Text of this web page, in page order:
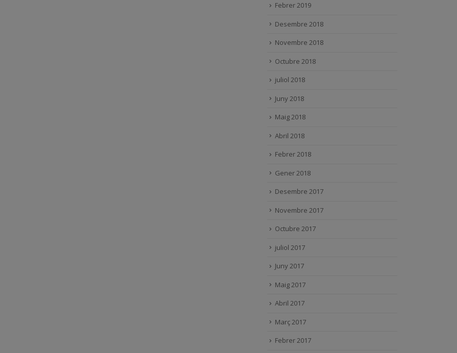
Febrer 2019
Desembre 2018
Novembre 2018
Octubre 2018
juliol 2018
Juny 2018
Maig 2018
Abril 2018
Febrer 2018
Gener 2018
Desembre 2017
Novembre 2017
Octubre 2017
juliol 2017
Juny 2017
Maig 2017
Abril 2017
Març 2017
Febrer 2017